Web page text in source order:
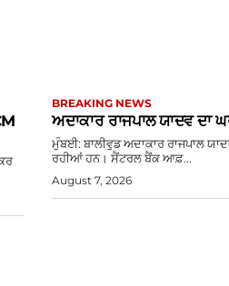
BREAKING NEWS
ਅਦਾਕਾਰ ਰਾਜਪਾਲ ਯਾਦਵ ਦਾ
ਮੁੰਬਈ: ਬਾਲੀਵੁਡ ਅਦਾਕਾਰ ਰਾਜਪਾਲ
ਰਹੀਆਂ ਹਨ। ਸੈਂਟਰਲ ਬੈਂਕ ਆਫ਼...
August 7, 2026